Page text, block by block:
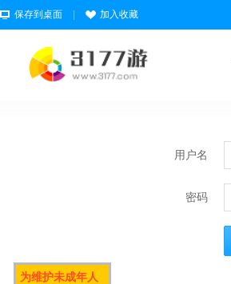
保存到桌面 加入收藏
用户名
密码
为维护未成年人